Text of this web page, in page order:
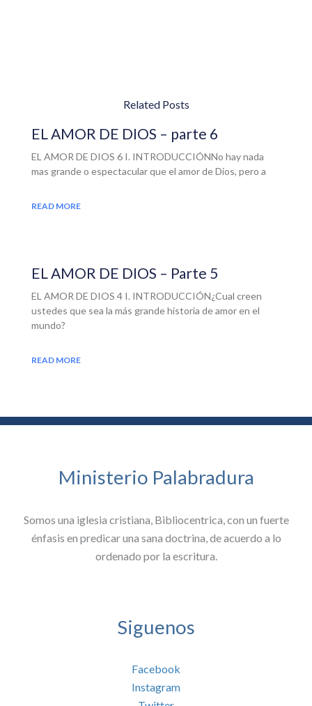
Related Posts
EL AMOR DE DIOS – parte 6
EL AMOR DE DIOS 6 I. INTRODUCCIÓNNo hay nada
mas grande o espectacular que el amor de Dios, pero a
READ MORE
EL AMOR DE DIOS – Parte 5
EL AMOR DE DIOS 4 I. INTRODUCCIÓN¿Cual creen
ustedes que sea la más grande historia de amor en el
mundo?
READ MORE
Ministerio Palabradura
Somos una iglesia cristiana, Bibliocentrica, con un fuerte
énfasis en predicar una sana doctrina, de acuerdo a lo
ordenado por la escritura.
Siguenos
Facebook
Instagram